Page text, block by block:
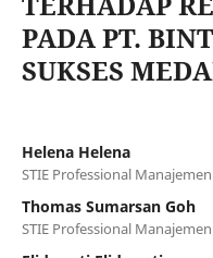
PADA PT.
SUKSES
Helena Helena
STIE Professional
Thomas Sumarsan Goh
STIE Professional